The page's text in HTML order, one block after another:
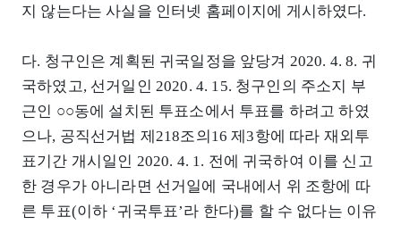
지 않는다는 사실을 인터넷 홈페이지에 게시하였다.
다. 청구인은 계획된 귀국일정을 앞당겨 2020. 4. 8. 귀
국하였고, 선거일인 2020. 4. 15. 청구인의 주소지 부
근인 ○○동에 설치된 투표소에서 투표를 하려고 하였
으나, 공직선거법 제218조의16 제3항에 따라 재외투
표기간 개시일인 2020. 4. 1. 전에 귀국하여 이를 신고
한 경우가 아니라면 선거일에 국내에서 위 조항에 따
른 투표(이하 ‘귀국투표’라 한다)를 할 수 없다는 이유